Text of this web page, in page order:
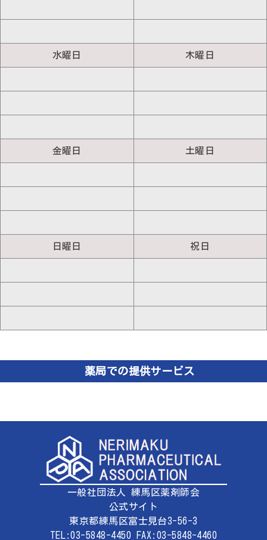
水曜日 木曜日
金曜日 土曜日
日曜日 祝日
薬局での提供サービス
一般社団法人 練馬区薬剤師会
公式サイト
東京都練馬区富士見台3-56-3
TEL:03-5848-4450 FAX:03-5848-4460